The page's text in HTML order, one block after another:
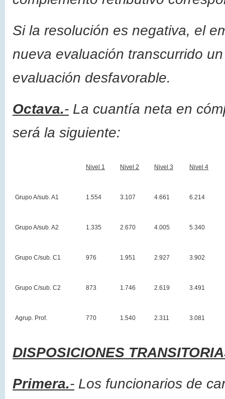
Si la resolución es negativa, el
nueva evaluación transcurrido
evaluación desfavorable.
Octava.- La cuantía neta en
será la siguiente:
Nivel 1 Nivel 2 Nivel 3 Nivel 4
Grupo A/sub. A1 1.554 3.107 4.661 6.214
Grupo A/sub. A2 1.335 2.670 4.005 5.340
Grupo C/sub. C1 976 1.951 2.927 3.902
Grupo C/sub. C2 873 1.746 2.619 3.491
Agrup. Prof. 770 1.540 2.311 3.081
DISPOSICIONES
Primera.- Los funcionarios de